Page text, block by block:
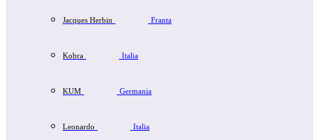
Jacques Herbin Franta
Kobra Italia
KUM Germania
Leonardo Italia